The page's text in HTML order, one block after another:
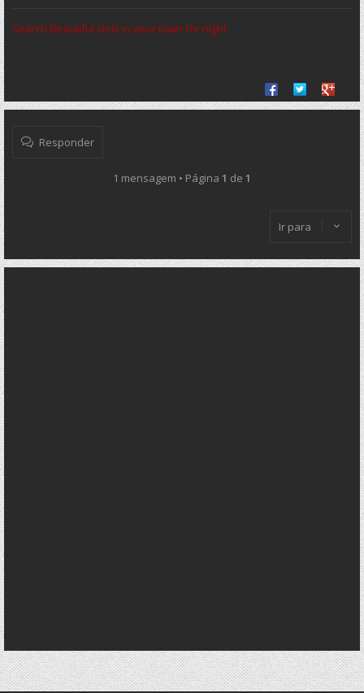
Search Beautiful Girls in your town for night
Share on Facebook
Share on
Share
Responder
1 mensagem • Página 1 de 1
Ir para